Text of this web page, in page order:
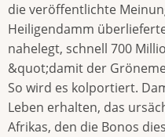
die veröffentlichte
Heiligendamm
nahelegt, schnell 700
&quot;damit der
So wird es kolportiert.
Leben erhalten, das
Afrikas, den die Bonos